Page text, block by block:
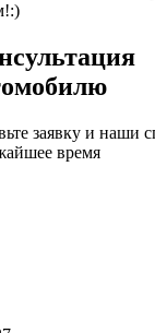
заявку и наши
время